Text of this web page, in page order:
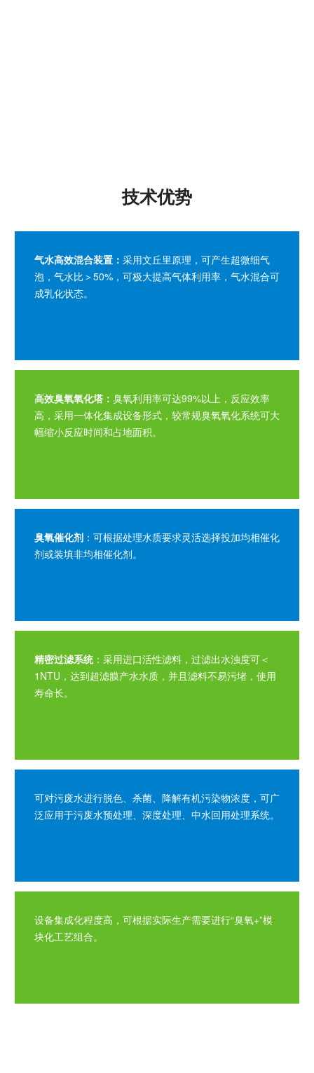
技术优势
气水高效混合装置 ： 采用文丘里原理，可产生超微细气
泡，气水比＞50%，可极大提高气体利用率，气水混合可
成乳化状态。
高效臭氧氧化塔 ： 臭氧利用率可达99%以上，反应效率
高，采用一体化集成设备形式，较常规臭氧氧化系统可大
幅缩小反应时间和占地面积。
臭氧催化剂 ：可根据处理水质要求灵活选择投加均相催化
剂或装填非均相催化剂。
精密过滤系统：采用进口活性滤料，过滤出水浊度可＜
1NTU，达到超滤膜产水水质，并且滤料不易污堵，使用
寿命长。
可对污废水进行脱色、杀菌、降解有机污染物浓度，可广
泛应用于污废水预处理、深度处理、中水回用处理系统。
设备集成化程度高，可根据实际生产需要进行“臭氧+”模
块化工艺组合。